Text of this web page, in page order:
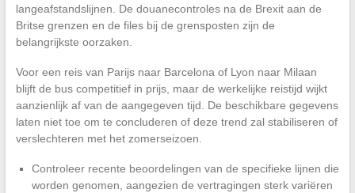
langeafstandslijnen. De douanecontroles na de Brexit aan de
Britse grenzen en de files bij de grensposten zijn de
belangrijkste oorzaken.
Voor een reis van Parijs naar Barcelona of Lyon naar Milaan
blijft de bus competitief in prijs, maar de werkelijke reistijd wijkt
aanzienlijk af van de aangegeven tijd. De beschikbare gegevens
laten niet toe om te concluderen of deze trend zal stabiliseren of
verslechteren met het zomerseizoen.
Controleer recente beoordelingen van de specifieke lijnen die
worden genomen, aangezien de vertragingen sterk variëren